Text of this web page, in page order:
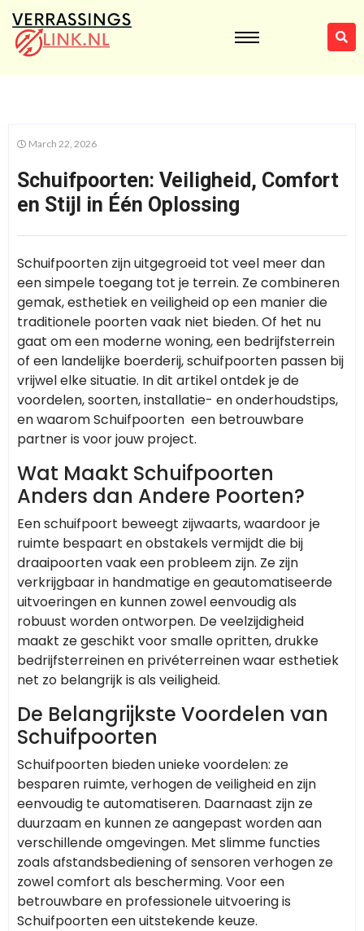
March 22, 2026
Schuifpoorten: Veiligheid, Comfort
en Stijl in Één Oplossing
Schuifpoorten zijn uitgegroeid tot veel meer dan
een simpele toegang tot je terrein. Ze combineren
gemak, esthetiek en veiligheid op een manier die
traditionele poorten vaak niet bieden. Of het nu
gaat om een moderne woning, een bedrijfsterrein
of een landelijke boerderij, schuifpoorten passen bij
vrijwel elke situatie. In dit artikel ontdek je de
voordelen, soorten, installatie- en onderhoudstips,
en waarom Schuifpoorten een betrouwbare
partner is voor jouw project.
Wat Maakt Schuifpoorten
Anders dan Andere Poorten?
Een schuifpoort beweegt zijwaarts, waardoor je
ruimte bespaart en obstakels vermijdt die bij
draaipoorten vaak een probleem zijn. Ze zijn
verkrijgbaar in handmatige en geautomatiseerde
uitvoeringen en kunnen zowel eenvoudig als
robuust worden ontworpen. De veelzijdigheid
maakt ze geschikt voor smalle opritten, drukke
bedrijfsterreinen en privéterreinen waar esthetiek
net zo belangrijk is als veiligheid.
De Belangrijkste Voordelen van
Schuifpoorten
Schuifpoorten bieden unieke voordelen: ze
besparen ruimte, verhogen de veiligheid en zijn
eenvoudig te automatiseren. Daarnaast zijn ze
duurzaam en kunnen ze aangepast worden aan
verschillende omgevingen. Met slimme functies
zoals afstandsbediening of sensoren verhogen ze
zowel comfort als bescherming. Voor een
betrouwbare en professionele uitvoering is
Schuifpoorten een uitstekende keuze.